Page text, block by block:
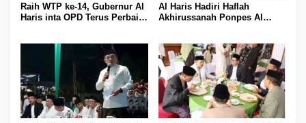
Raih WTP ke-14, Gubernur Al
Haris inta OPD Terus Perbaiki
Al Haris Hadiri Haflah
Akhirussanah Ponpes Al